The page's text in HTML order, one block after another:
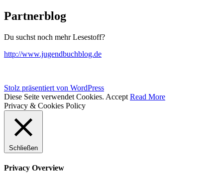
Partnerblog
Du suchst noch mehr Lesestoff?
http://www.jugendbuchblog.de
Stolz präsentiert von WordPress
Diese Seite verwendet Cookies. Accept Read More
Privacy & Cookies Policy
Schließen
Privacy Overview